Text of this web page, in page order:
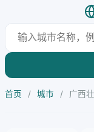
首页 / 城市 / 广西